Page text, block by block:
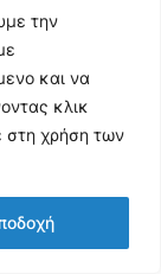
την
και να
κλικ
στη χρήση των
μη
άρθρου 9):